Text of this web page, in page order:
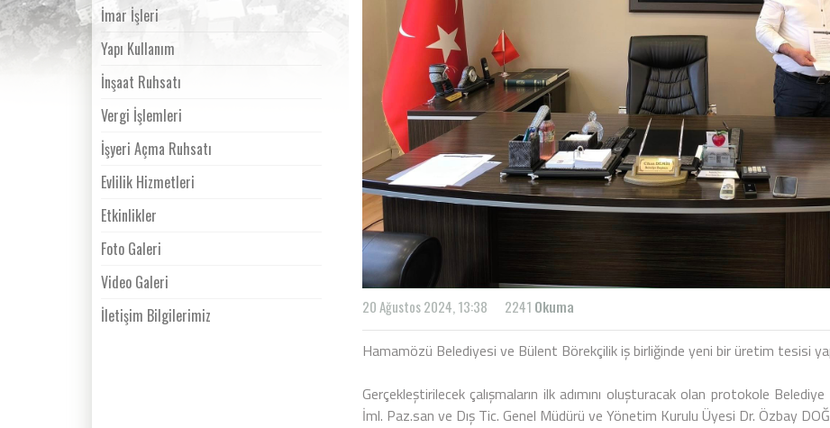
İmar İşleri
Yapı Kullanım
İnşaat Ruhsatı
Vergi İşlemleri
İşyeri Açma Ruhsatı
Evlilik Hizmetleri
Etkinlikler
Foto Galeri
Video Galeri
İletişim Bilgilerimiz
20 Ağustos 2024, 13:38 2241 Okuma
Hamamözü Belediyesi ve Bülent Börekçilik iş birliğinde yeni bir üretim tesisi
Gerçekleştirilecek çalışmaların ilk adımını oluşturacak olan protokole
İml. Paz.san ve Dış Tic. Genel Müdürü ve Yönetim Kurulu Üyesi Dr. Özbay